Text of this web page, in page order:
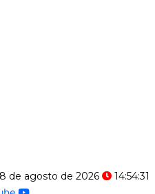
de agosto de 2026
14:54:31